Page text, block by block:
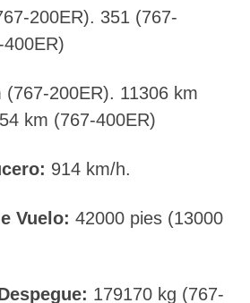
200ER). 351 (767-
(767-200ER). 11306 km
km (767-400ER)
914 km/h.
Vuelo: 42000 pies (13000
179170 kg (767-